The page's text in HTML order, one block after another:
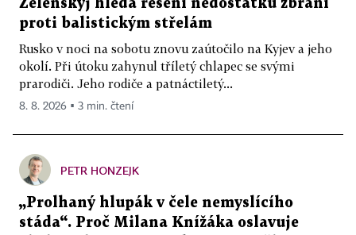
Zelenskyj hledá řešení nedostatku zbraní
proti balistickým střelám
Rusko v noci na sobotu znovu zaútočilo na Kyjev a jeho
okolí. Při útoku zahynul tříletý chlapec se svými
prarodiči. Jeho rodiče a patnáctiletý...
8. 8. 2026 ▪ 3 min. čtení
PETR HONZEJK
„Prolhaný hlupák v čele nemyslícího
stáda“. Proč Milana Knížáka oslavuje